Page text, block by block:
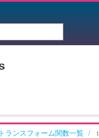
トランスフォーム関数一覧